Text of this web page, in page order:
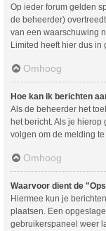
Op ieder forum gelden
de beheerder)
van een waarschuwing
Limited heeft hier dus in
Omhoog
Hoe kan ik berichten
Als de beheerder het
het bericht. Als je hierop
volgen om de melding te
Omhoog
Waarvoor dient de
Hiermee kun je
plaatsen. Een
gebruikerspaneel weer